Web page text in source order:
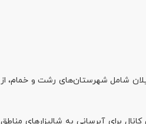
شامل شهرستان‌های رشت و خمام، از
افزود: ششمین مرحله آبگذاری این کانال برای آبرسانی به شالیزار‌های مناطق